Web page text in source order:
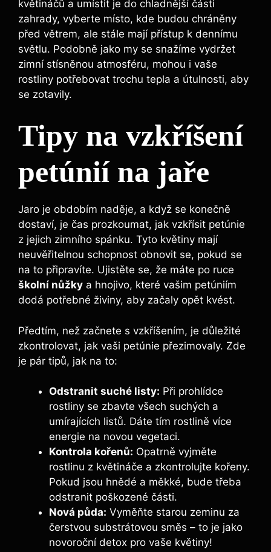
květináčů a umístit je do chladnější části
zahrady, vyberte místo, kde budou chráněny
před větrem, ale stále mají přístup k dennímu
světlu. Podobně jako my se snažíme vydržet
zimní stísněnou atmosféru, mohou i vaše
rostliny potřebovat trochu tepla a útulnosti, aby
se zotavily.
Tipy na vzkříšení
petúnií na jaře
Jaro je obdobím naděje, a když se konečně
dostaví, je čas prozkoumat, jak vzkřísit petúnie
z jejich zimního spánku. Tyto květiny mají
neuvěřitelnou schopnost obnovit se, pokud se
na to připravíte. Ujistěte se, že máte po ruce
školní nůžky a hnojivo, které vašim petúniím
dodá potřebné živiny, aby začaly opět kvést.
Předtím, než začnete s vzkříšením, je důležité
zkontrolovat, jak vaši petúnie přezimovaly. Zde
je pár tipů, jak na to:
Odstranit suché listy: Při prohlídce
rostliny se zbavte všech suchých a
umírajících listů. Dáte tím rostlině více
energie na novou vegetaci.
Kontrola kořenů: Opatrně vyjměte
rostlinu z květináče a zkontrolujte kořeny.
Pokud jsou hnědé a měkké, bude třeba
odstranit poškozené části.
Nová půda: Vyměňte starou zeminu za
čerstvou substrátovou směs – to je jako
novoroční detox pro vaše květiny!